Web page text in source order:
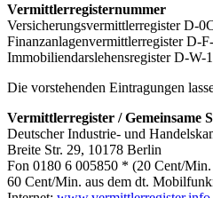
Vermittlerregisternummer
Versicherungsvermittlerregister D-
Finanzanlagenvermittlerregister D-
Immobiliendarslehensregister D-W-
Die vorstehenden Eintragungen
Vermittlerregister / Gemeinsame
Deutscher Industrie- und
Breite Str. 29, 10178 Berlin
Fon 0180 6 005850 * (20 Cent/Min.
60 Cent/Min. aus dem dt.